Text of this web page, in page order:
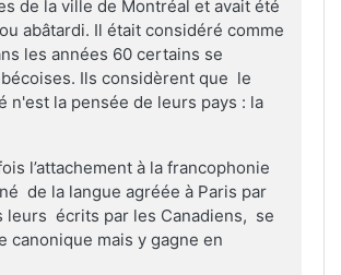
de la ville de Montréal et avait été
abâtardi. Il était considéré comme
les années 60 certains se
Ils considèrent que le
n'est la pensée de leurs pays : la
l’attachement à la francophonie
de la langue agréée à Paris par
leurs écrits par les Canadiens, se
canonique mais y gagne en